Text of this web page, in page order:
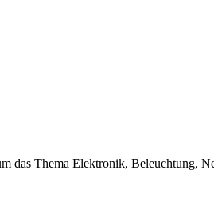
das Thema Elektronik, Beleuchtung,